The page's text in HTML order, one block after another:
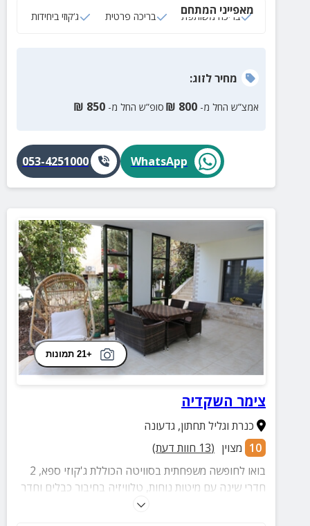
מאפייני המתחם
בריכה משותפת בריכה פרטית ג‘קוזי ביחידות
מחירלזוג:
אמצ”ש החל מ- 800
₪ סופ”ש החל מ- 850
₪
WhatsApp
053-4251000
+21 תמונות
צימר השקדיה
כנרת וגליל תחתון, גדעונה
10 מצוין (
13 חוות דעת)
בואו לחופשה משפחתית בסוויטה הכוללת ג'קוזי ספא, 2
חדרי שינה עם מיטות נוחות, טלוויזיה בחיבור כבלים וחדר
רחצה פרטי. לסוויטה מרפסת הצופה לנוף בלתי נשכח ובה